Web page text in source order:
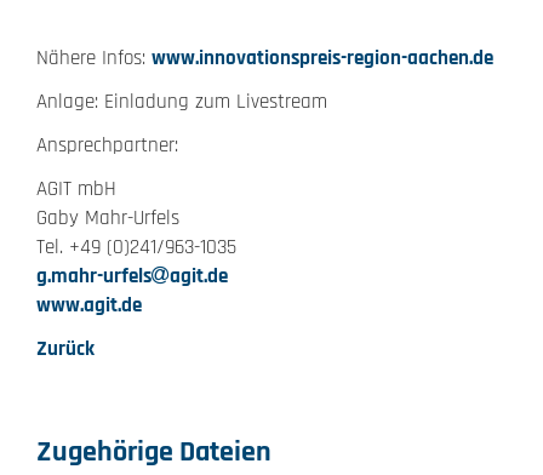
Nähere Infos: www.innovationspreis-region-aachen.de
Anlage: Einladung zum Livestream
Ansprechpartner:
AGIT mbH
Gaby Mahr-Urfels
Tel. +49 (0)241/963-1035
g.mahr-urfels
agit.de
www.agit.de
Zurück
Zugehörige Dateien